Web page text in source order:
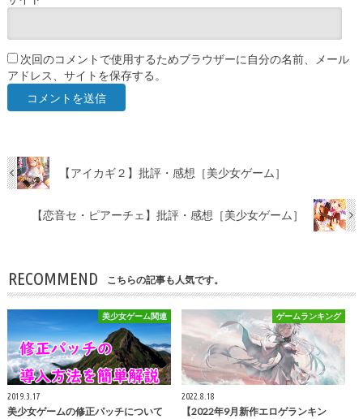
次回のコメントで使用するためブラウザーに自分の名前、メール
アドレス、サイトを保存する。
【アイカギ２】批評・感想［美少女ゲーム］
【恋音セ・ピアーチェ】批評・感想［美少女ゲーム］
RECOMMEND こちらの記事も人気です。
美少女ゲーム関連
2019.3.17
美少女ゲームの修正パッチについて
ゲームランキング
2022.8.18
【2022年9月新作エロゲランキン